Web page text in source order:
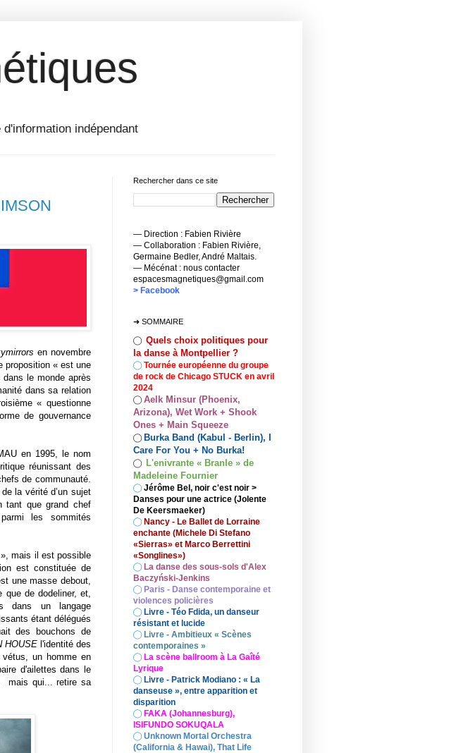
indépendant
en novembre
proposition « est une
dans le monde après
dans sa relation
« questionne
de gouvernance
en 1995, le nom
réunissant des
de communauté.
la vérité d’un sujet
tant que grand chef
les sommités
mais il est possible
est constituée de
une masse debout,
que de dodeliner, et,
dans un langage
étant délégués
des bouchons de
HOUSEl'identité des
un homme en
d'ailettes dans le
mais qui... retire sa
Rechercher dans ce site
— Direction : Fabien Rivière
— Collaboration : Fabien Rivière,
Germaine Bedler, André Maltais.
— Mécénat : nous contacter
espacesmagnetiques@gmail.com
> Facebook
➜ SOMMAIRE
◯ Quels choix politiques pour
la danse à Montpellier ?
◯ Tournée européenne du groupe
de rock de Chicago STUCK en avril
2024
◯ Aelk Minsur (Phoenix,
Arizona), Wet Work + Shook
Ones + Main Squeeze
◯ Burka Band (Kabul - Berlin), I
Care For You + No Burka!
◯ L'enivrante « Branle » de
Madeleine Fournier
◯ Jérôme Bel, noir c'est noir >
Danses pour une actrice (Jolente
De Keersmaeker)
◯ Nancy - Le Ballet de Lorraine
enchante (Michele Di Stefano
«Sierras» et Marco Berrettini
«Songlines»)
◯ La danse des sous-sols d'Alex
Baczyński-Jenkins
◯ Paris - Danse contemporaine et
violences policières
◯ Livre - Téo Fdida, un danseur
résistant et lucide
◯ Livre - Ambitieux « Scènes
contemporaines »
◯ La scène ballroom à La Gaîté
Lyrique
◯ Livre - Patrick Modiano : « La
danseuse », entre apparition et
disparition
◯ FAKA (Johannesburg),
ISIFUNDO SOKUQALA
◯ Unknown Mortal Orchestra
(California & Hawai), That Life